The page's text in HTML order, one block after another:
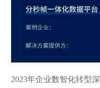
2023年企业数智化转型